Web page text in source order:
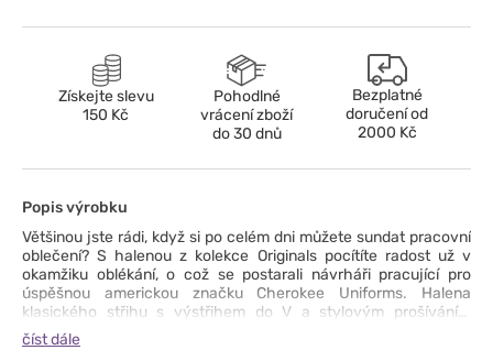
Získejte slevu
150 Kč
Pohodlné
vrácení zboží
do 30 dnů
Bezplatné
doručení od
2000 Kč
Popis výrobku
Většinou jste rádi, když si po celém dni můžete sundat pracovní
oblečení? S halenou z kolekce Originals pocítíte radost už v
okamžiku oblékání, o což se postarali návrháři pracující pro
úspěšnou americkou značku Cherokee Uniforms. Halena
klasického střihu s výstřihem do V a stylovým prošíváním
zaujme svou jednoduchostí a elegancí. Snadno ji sladíte se
zbytkem šatníku. Vyrobeno z odolné tkaniny odpuzující
číst dále